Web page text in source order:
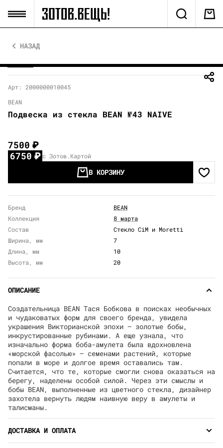
НАЗАД
Арт: 2000000010045
BEAN
Подвеска из стекла BEAN №43 NAIVE
7500₽
6750₽ с Зотов.Картой
В КОРЗИНУ
Бренд
BEAN
Коллекция
8 марта
Состав
Стекло CiM и Moretti
Ширина, мм
7
Длина, мм
10
Высота, мм
20
ОПИСАНИЕ
Создательница BEAN Тася Бобкова в поисках необычных
и чудаковатых форм для своего бренда, увидела
украшения Викторианской эпохи – золотые бобы,
инкрустированные рубинами. А еще узнала, что
изначально форма боба-амулета была вдохновлена
«морской фасолью» – семенами растений, которые
попали в море и долгое время оставались там.
Считается, что те, которые смогли снова оказаться на
берегу, наделены особой силой. Через эти смыслы и
бобы BEAN, выполненные из цветного стекла, дизайнер
захотела вернуть людям наивную веру в амулеты и
талисманы.
ДОСТАВКА И ОПЛАТА